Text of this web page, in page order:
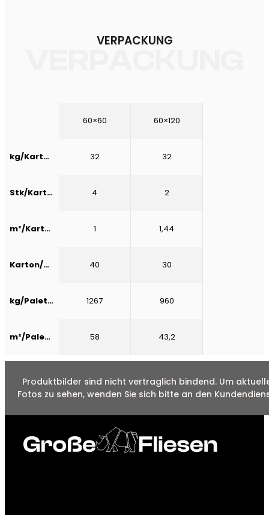
VERPACKUNG
kg/Karton
Stk/Karton
m²/Karton
Karton/Palette
kg/Palette
m²/Palette
60×60
32
4
1
40
1267
58
60×120
32
2
1,44
30
960
43,2
Produktbilder sind nicht vertraglich bindend. Um
Fotos zu sehen, wenden Sie sich bitte an den